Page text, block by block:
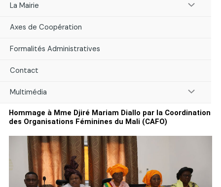
La Mairie Menu
Axes de Coopération
Formalités Administratives
Contact
Multimédia Menu
Toggle
Hommage à Mme Djiré Mariam Diallo par la Coordination
des Organisations Féminines du Mali (CAFO)